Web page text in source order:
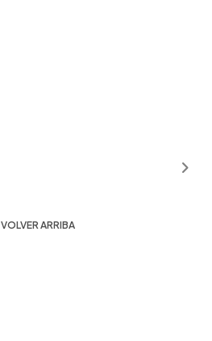
VOLVER ARRIBA